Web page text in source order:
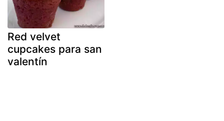
Red velvet
cupcakes para san
valentín